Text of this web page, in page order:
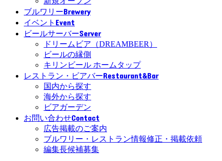
ブルワリーBrewery
イベント Event
ビールサーバーServer
ドリームビア（DREAMBEER）
ビールの縁側
キリンビール ホームタップ
レストラン・ビアバーRestaurant&Bar
国内から探す
海外から探す
ビアガーデン
お問い合わせContact
広告掲載のご案内
ブルワリー・レストラン情報修正・掲載依頼
編集長候補募集